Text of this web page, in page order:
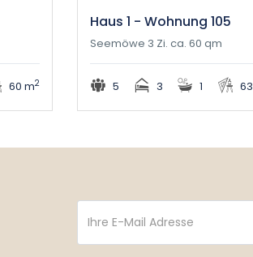
60 m2
Haus 1 - Wohnung 105
Seemöwe 3 Zi. ca. 60 qm
5 3 1